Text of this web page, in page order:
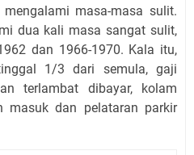
masa-masa sulit.
dua kali masa sangat sulit,
dan 1966-1970. Kala itu,
1/3 dari semula, gaji
terlambat dibayar, kolam
masuk dan pelataran parkir